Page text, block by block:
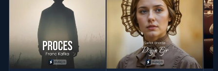
Spisak knjiga